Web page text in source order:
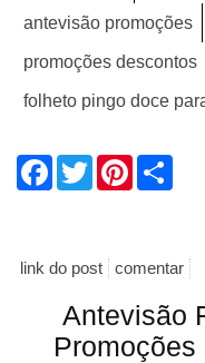
antevisão promoções
promoções descontos
folheto pingo doce
Facebook
TwitterPinterest
link do post comentar
Antevisão